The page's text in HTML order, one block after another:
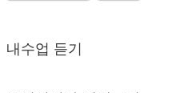
02-
내수업 듣기